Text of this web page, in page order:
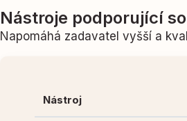
Nástroje podporující
Napomáhá zadavatel vyšší a
Nástroj